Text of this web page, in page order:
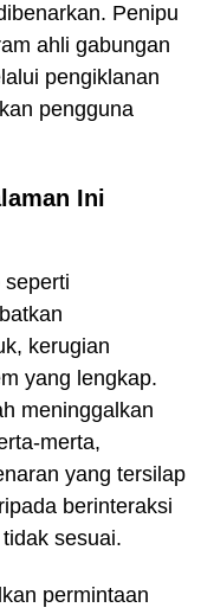
Penipu
ahli gabungan
pengiklanan
pengguna
Ini
seperti
kerugian
yang lengkap.
meninggalkan
merta,
yang tersilap
berinteraksi
sesuai.
permintaan